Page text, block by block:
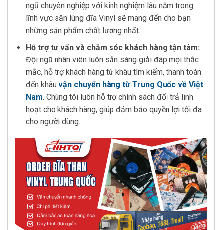
ngũ chuyên nghiệp với kinh nghiệm lâu năm trong
lĩnh vực săn lùng đĩa Vinyl sẽ mang đến cho bạn
những sản phẩm chất lượng nhất.
Hỗ trợ tư vấn và chăm sóc khách hàng tận tâm:
Đội ngũ nhân viên luôn sẵn sàng giải đáp mọi thắc
mắc, hỗ trợ khách hàng từ khâu tìm kiếm, thanh toán
đến khâu vận chuyển hàng từ Trung Quốc về Việt
Nam. Chúng tôi luôn hỗ trợ chính sách đổi trả linh
hoạt cho khách hàng, giúp đảm bảo quyền lợi tối đa
cho người dùng.